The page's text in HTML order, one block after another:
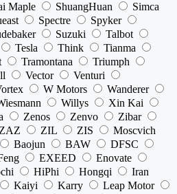
Maple ShuangHuan
Simca
Spectre
Spyker
Suzuki
Talbot
Tesla Think
Tianma
Tramontana
Triumph
Vector
Venturi
W Motors
Wanderer
Willys
Xin Kai
Zenos Zenvo
Zibar
ZAZ ZIL ZIS
Moscvich
Baojun BAW
DFSC
EXEED
Enovate
HiPhi Hongqi
Iran
Kaiyi Karry
Leap Motor